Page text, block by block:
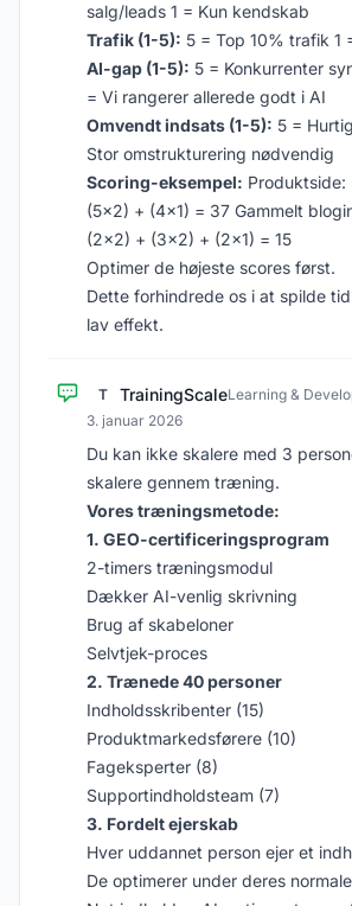
salg/leads 1 = Kun kendskab
Trafik (1-5): 5 = Top 10% trafik 1
AI-gap (1-5): 5 = Konkurrenter
= Vi rangerer allerede godt i AI
Omvendt indsats (1-5): 5 =
Stor omstrukturering nødvendig
Scoring-eksempel:
(5x2) + (4x1) = 37 Gammelt
(2x2) + (3x2) + (2x1) = 15
Optimer de højeste scores først.
Dette forhindrede os i at spilde
lav effekt.
T TrainingScaleLearning &
3. januar 2026
Du kan ikke skalere med 3
skalere gennem træning.
Vores træningsmetode:
1. GEO-certificeringsprogram
2-timers træningsmodul
Dækker AI-venlig skrivning
Brug af skabeloner
Selvtjek-proces
2. Trænede 40 personer
Indholdsskribenter (15)
Produktmarkedsførere (10)
Fageksperter (8)
Supportindholdsteam (7)
3. Fordelt ejerskab
Hver uddannet person ejer et
De optimerer under deres